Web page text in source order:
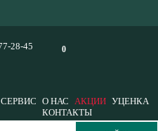
0
28-45
СЕРВИС О НАС АКЦИИ УЦЕНКА
КОНТАКТЫ